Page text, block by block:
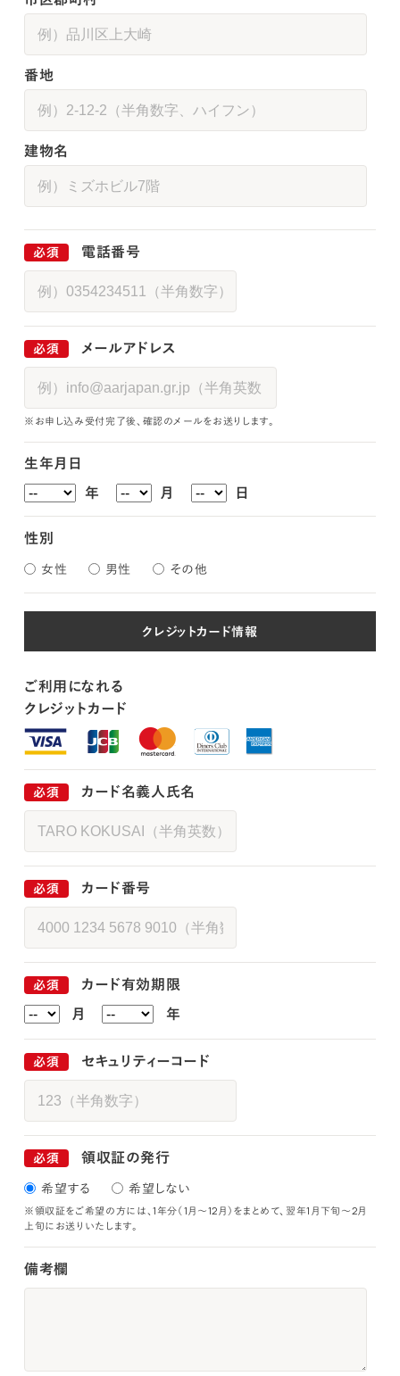
番地
建物名
電話番号
メールアドレス
※お申し込み受付完了後、確認のメールをお送りします。
生年月日
年
月 日
性別
女性 男性 その他
クレジットカード情報
ご利用になれる
クレジットカード
カード名義人氏名
カード番号
カード有効期限
月
年
セキュリティーコード
領収証の発行
希望する 希望しない
※領収証をご希望の方には、1年分（1月～12月）をまとめて、翌年1月下旬～2月
上旬にお送りいたします。
備考欄